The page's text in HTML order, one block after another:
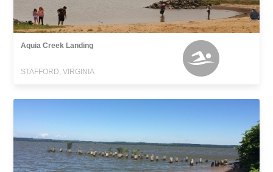
Aquia Creek Landing
STAFFORD, VIRGINIA